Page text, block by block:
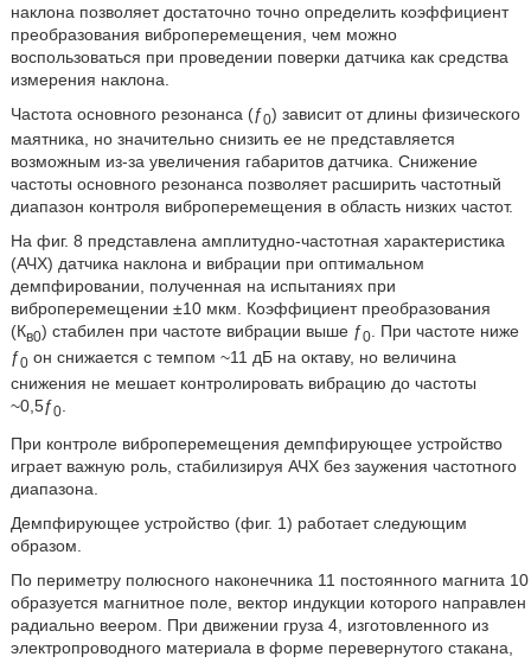
наклона позволяет достаточно точно определить коэффициент
преобразования виброперемещения, чем можно
воспользоваться при проведении поверки датчика как средства
измерения наклона.
Частота основного резонанса (ƒ0) зависит от длины физического
маятника, но значительно снизить ее не представляется
возможным из-за увеличения габаритов датчика. Снижение
частоты основного резонанса позволяет расширить частотный
диапазон контроля виброперемещения в область низких частот.
На фиг. 8 представлена амплитудно-частотная характеристика
(АЧХ) датчика наклона и вибрации при оптимальном
демпфировании, полученная на испытаниях при
виброперемещении ±10 мкм. Коэффициент преобразования
(Кв0) стабилен при частоте вибрации выше ƒ0. При частоте ниже
ƒ0он снижается с темпом ~11 дБ на октаву, но величина
снижения не мешает контролировать вибрацию до частоты
~0,5ƒ0.
При контроле виброперемещения демпфирующее устройство
играет важную роль, стабилизируя АЧХ без заужения частотного
диапазона.
Демпфирующее устройство (фиг. 1) работает следующим
образом.
По периметру полюсного наконечника 11 постоянного магнита 10
образуется магнитное поле, вектор индукции которого направлен
радиально веером. При движении груза 4, изготовленного из
электропроводного материала в форме перевернутого стакана,